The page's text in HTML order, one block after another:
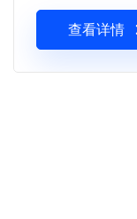
查看详情